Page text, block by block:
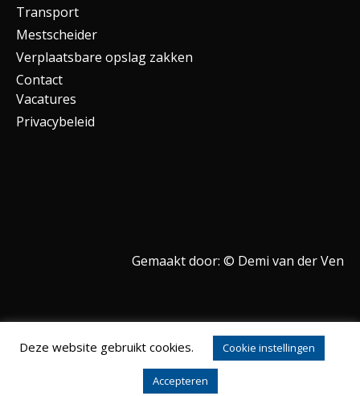
Transport
Mestscheider
Verplaatsbare opslag zakken
Contact
Vacatures
Privacybeleid
Gemaakt door: © Demi van der Ven
Thema: Overlay doorKaira ·
Krommedijk 28
Deze website gebruikt cookies. Cookie instellingen
Accepteren